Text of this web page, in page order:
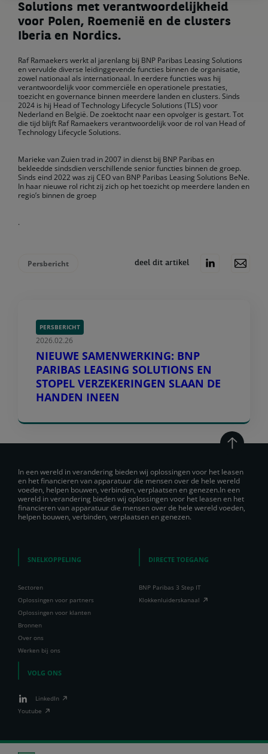
Solutions met verantwoordelijkheid
voor Polen, Roemenië en de clusters
Iberia en Nordics.
Raf Ramaekers werkt al jarenlang bij BNP Paribas Leasing Solutions
en vervulde diverse leidinggevende functies binnen de organisatie,
zowel nationaal als internationaal. In eerdere functies was hij
verantwoordelijk voor commerciële en operationele prestaties,
toezicht en governance binnen meerdere landen en clusters. Sinds
2024 is hij Head of Technology Lifecycle Solutions (TLS) voor
Nederland en België. De zoektocht naar een opvolger is gestart. Tot
die tijd blijft Raf Ramaekers verantwoordelijk voor de rol van Head of
Technology Lifecycle Solutions.
Marieke van Zuien trad in 2007 in dienst bij BNP Paribas en
bekleedde sindsdien verschillende senior functies binnen de groep.
Sinds eind 2022 was zij CEO van BNP Paribas Leasing Solutions BeNe.
In haar nieuwe rol richt zij zich op het toezicht op meerdere landen en
regio’s binnen de groep
.
Persbericht deel dit artikel
PERSBERICHT
2026.02.26
NIEUWE SAMENWERKING: BNP
PARIBAS LEASING SOLUTIONS EN
STOPEL VERZEKERINGEN SLAAN DE
HANDEN INEEN
In een wereld in verandering bieden wij oplossingen voor het leasen
en het financieren van apparatuur die mensen over de hele wereld
voeden, helpen bouwen, verbinden, verplaatsen en genezen.In een
wereld in verandering bieden wij oplossingen voor het leasen en het
financieren van apparatuur die mensen over de hele wereld voeden,
helpen bouwen, verbinden, verplaatsen en genezen.
SNELKOPPELING
Sectoren
Oplossingen voor partners
Oplossingen voor klanten
Bronnen
Over ons
Werken bij ons
DIRECTE TOEGANG
BNP Paribas 3 Step IT
Klokkenluiderskanaal
VOLG ONS
LinkedIn
Youtube